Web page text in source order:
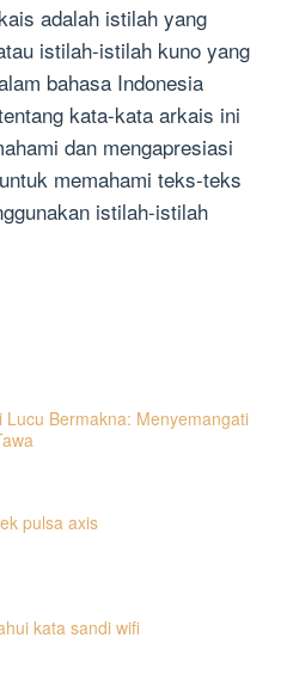
adalah istilah yang
istilah-istilah kuno yang
bahasa Indonesia
kata-kata arkais ini
dan mengapresiasi
memahami teks-teks
istilah-istilah
Lucu Bermakna: Menyemangati
pulsa axis
kata sandi wifi